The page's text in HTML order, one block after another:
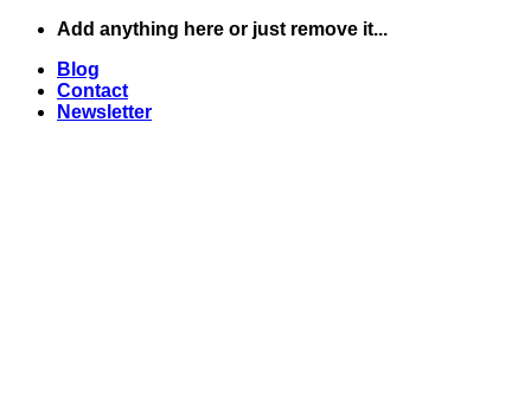
Skip
content
Add anything here or just remove it...
Blog
Contact
Newsletter